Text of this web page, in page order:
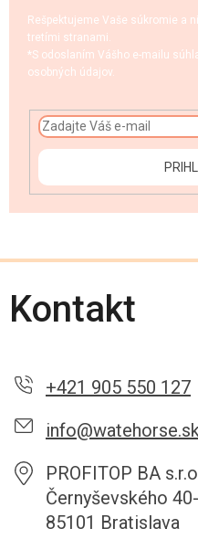
Rešpektujeme Vaše súkromie a
tretími stranami.
*S odoslaním Vášho e-mailu
osobných údajov.
Kontakt
+421 905 550 127
info@watehorse.sk
PROFITOP BA
Černyševského
85101 Bratislava